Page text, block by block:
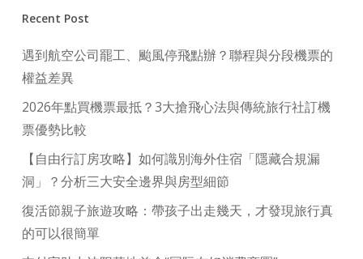
Recent Post
遇到航空公司罷工、颱風停飛點辦？聯程與分段機票的
權益差異
2026年點買機票最抵？3大搶飛心法與傳統旅行社訂機
票優勢比較
【自由行訂房攻略】如何識別海外住宿「隱藏合規漏
洞」？分析三大安全邊界與房型細節
復活節親子旅遊攻略：帶孩子出走幾天，才發現旅行真
的可以很簡單